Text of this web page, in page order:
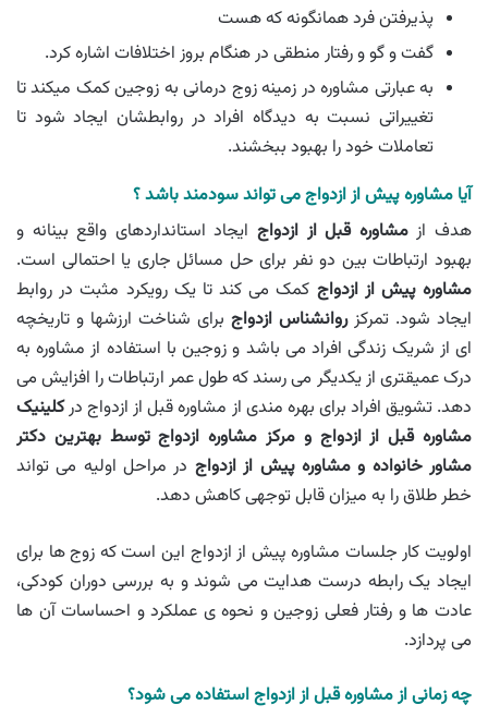
پذیرفتن فرد همانگونه که هست
گفت و گو و رفتار منطقی در هنگام بروز اختلافات اشاره کرد.
به عبارتی مشاوره در زمینه زوج درمانی به زوجین کمک میکند تا
تغییراتی نسبت به دیدگاه افراد در روابطشان ایجاد شود تا
تعاملات خود را بهبود ببخشند.
آیا مشاوره پیش از ازدواج می تواند سودمند باشد ؟
هدف ازمشاوره قبل از ازدواج ایجاد استانداردهای واقع بینانه و
بهبود ارتباطات بین دو نفر برای حل مسائل جاری یا احتمالی است.
مشاوره پیش از ازدواج کمک می کند تا یک رویکرد مثبت در روابط
ایجاد شود. تمرکزروانشناس ازدواج برای شناخت ارزشها و تاریخچه
ای از شریک زندگی افراد می باشد و زوجین با استفاده از مشاوره به
درک عمیقتری از یکدیگر می رسند که طول عمر ارتباطات را افزایش می
دهد. تشویق افراد برای بهره مندی از مشاوره قبل از ازدواج درکلینیک
مشاوره قبل از ازدواج و مرکز مشاوره ازدواج توسط بهترین دکتر
مشاور خانواده و مشاوره پیش از ازدواج در مراحل اولیه می تواند
خطر طلاق را به میزان قابل توجهی کاهش دهد.
اولویت کار جلسات مشاوره پیش از ازدواج این است که زوج ها برای
ایجاد یک رابطه درست هدایت می شوند و به بررسی دوران کودکی،
عادت ها و رفتار فعلی زوجین و نحوه ی عملکرد و احساسات آن ها
می پردازد.
چه زمانی از مشاوره قبل از ازدواج استفاده می شود؟